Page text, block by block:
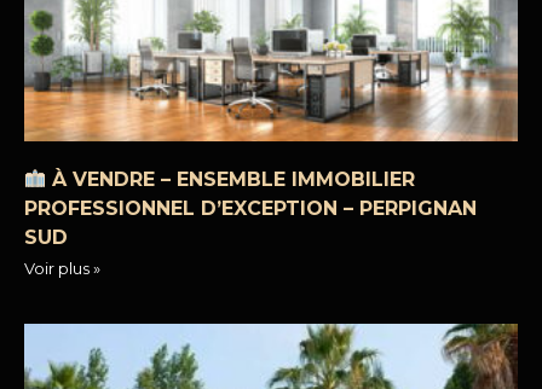
À VENDRE – ENSEMBLE IMMOBILIER
PROFESSIONNEL D’EXCEPTION – PERPIGNAN
SUD
Voir plus »